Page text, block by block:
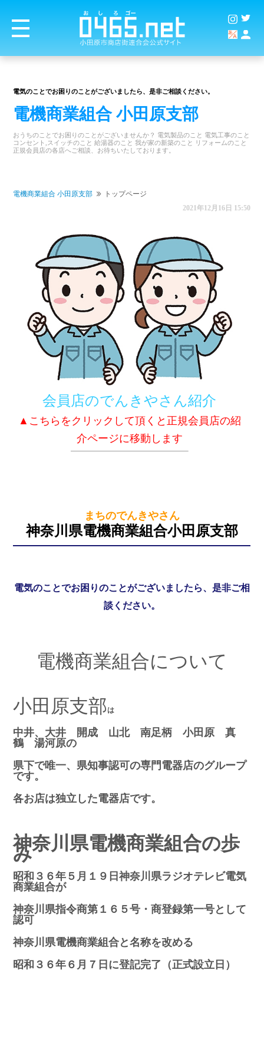
商店街
電気のことでお困りのことがございましたら、是非ご相談ください。
電機商業組合 小田原支部
おうちのことでお困りのことがございませんか？ 電気製品のこと 電気工事のこと
コンセント,スイッチのこと 給湯器のこと 我が家の新築のこと リフォームのこと
正規会員店の各店へご相談、お待ちいたしております。
電機商業組合 小田原支部
トップページ
2021年12月16日 15:50
会員店のでんきやさん紹介
▲こちらをクリックして頂くと正規会員店の紹
介ページに移動します
まちのでんきやさん
神奈川県電機商業組合小田原支部
電気のことでお困りのことがございましたら、是非ご相
談ください。
電機商業組合について
小田原支部 は
中井、大井 開成 山北 南足柄 小田原 真
鶴 湯河原の
県下で唯一、県知事認可の専門電器店のグループ
です。
各お店は独立した電器店です。
神奈川県電機商業組合の歩
み
昭和３６年５月１９日神奈川県ラジオテレビ電気
商業組合が
神奈川県指令商第１６５号・商登録第一号として
認可
神奈川県電機商業組合と名称を改める
昭和３６年６月７日に登記完了（正式設立日）